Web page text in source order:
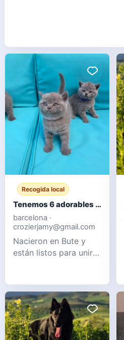
Recogida local
Tenemos 6 adorables gatitos británicos de pelo corto.
barcelona ·
crozierjamy@gmail.com
Nacieron en Bute y
están listos para unirse
AHORA. Los gatitos
vienen con todo lo
necesario: 2 vacunas,
tratamiento antipulgas
y desparasitación, y